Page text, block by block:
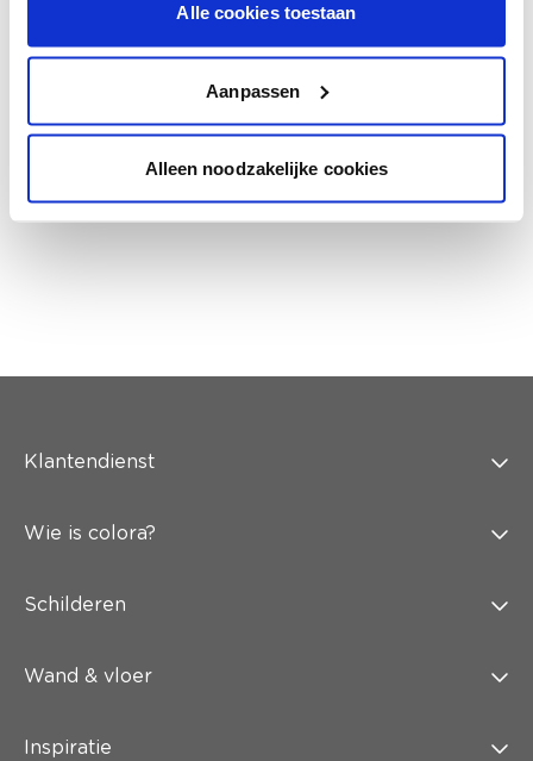
Alle cookies toestaan
Aanpassen
Alleen noodzakelijke cookies
Krijg kleuradvies op basis van de lichtinval
en je meubels.
Krijg ineens een technologische check-up
Klantendienst
Wie is colora?
Schilderen
Wand & vloer
Inspiratie